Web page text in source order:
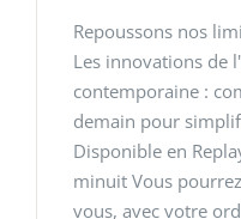
Repoussons nos
Les innovations de
contemporaine :
demain pour
Disponible en
minuit Vous
vous, avec votre